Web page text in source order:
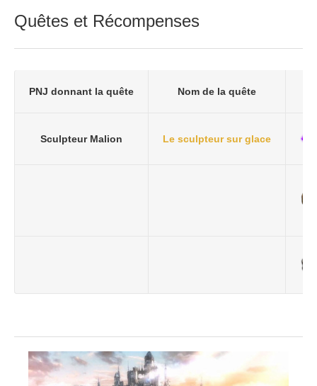
Quêtes et Récompenses
PNJ donnant la quête Nom de la quête
Sculpteur Malion Le sculpteur sur glace